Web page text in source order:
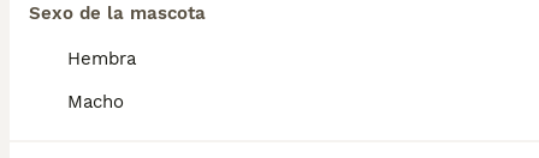
Sexo de la mascota
Hembra
Macho
Informarse bien y comparar opciones antes
decisión.